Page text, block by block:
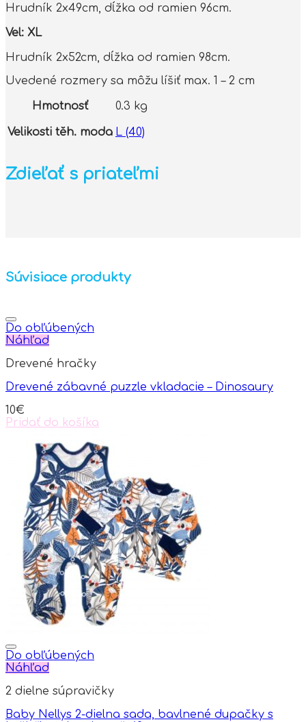
Hrudník 2x49cm, dĺžka od ramien 96cm.
Vel: XL
Hrudník 2x52cm, dĺžka od ramien 98cm.
Uvedené rozmery sa môžu líšiť max. 1 – 2 cm
Hmotnosť 0.3 kg
Velikosti těh. moda L (40)
Zdieľať s priateľmi
Súvisiace produkty
Do obľúbených
Náhľad
Drevené hračky
Drevené zábavné puzzle vkladacie – Dinosaury
10€
Pridať do košíka
Do obľúbených
Náhľad
2 dielne súpravičky
Baby Nellys 2-dielna sada, bavlnené dupačky s